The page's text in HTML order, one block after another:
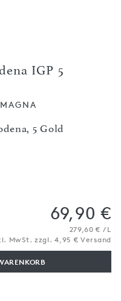
IGP 5
5 Gold
69,90 €
279,60 € / L
MwSt. zzgl. 4,95 € Versand